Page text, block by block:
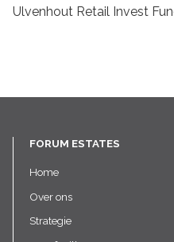
Ulvenhout Retail Invest
FORUM ESTATES
Home
Over ons
Strategie